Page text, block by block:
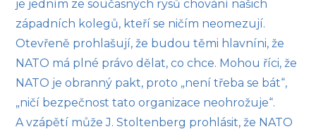
je jedním ze současných rysů chování našich
západních kolegů, kteří se ničím neomezují.
Otevřeně prohlašují, že budou těmi hlavníni, že
NATO má plné právo dělat, co chce. Mohou říci, že
NATO je obranný pakt, proto „není třeba se bát“,
„ničí bezpečnost tato organizace neohrožuje“.
A vzápětí může J. Stoltenberg prohlásit, že NATO